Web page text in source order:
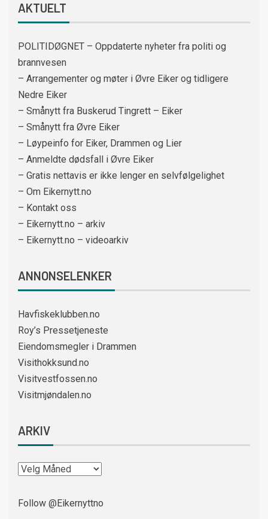
AKTUELT
POLITIDØGNET – Oppdaterte nyheter fra politi og
brannvesen
– Arrangementer og møter i Øvre Eiker og tidligere
Nedre Eiker
– Smånytt fra Buskerud Tingrett – Eiker
– Smånytt fra Øvre Eiker
– Løypeinfo for Eiker, Drammen og Lier
– Anmeldte dødsfall i Øvre Eiker
– Gratis nettavis er ikke lenger en selvfølgelighet
– Om Eikernytt.no
– Kontakt oss
– Eikernytt.no – arkiv
– Eikernytt.no – videoarkiv
ANNONSELENKER
Havfiskeklubben.no
Roy’s Pressetjeneste
Eiendomsmegler i Drammen
Visithokksund.no
Visitvestfossen.no
Visitmjøndalen.no
ARKIV
Follow @Eikernyttno